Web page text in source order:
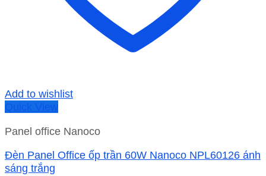
Add to wishlist
Quick View
Panel office Nanoco
Đèn Panel Office ốp trần 60W Nanoco NPL60126 ánh
sáng trắng